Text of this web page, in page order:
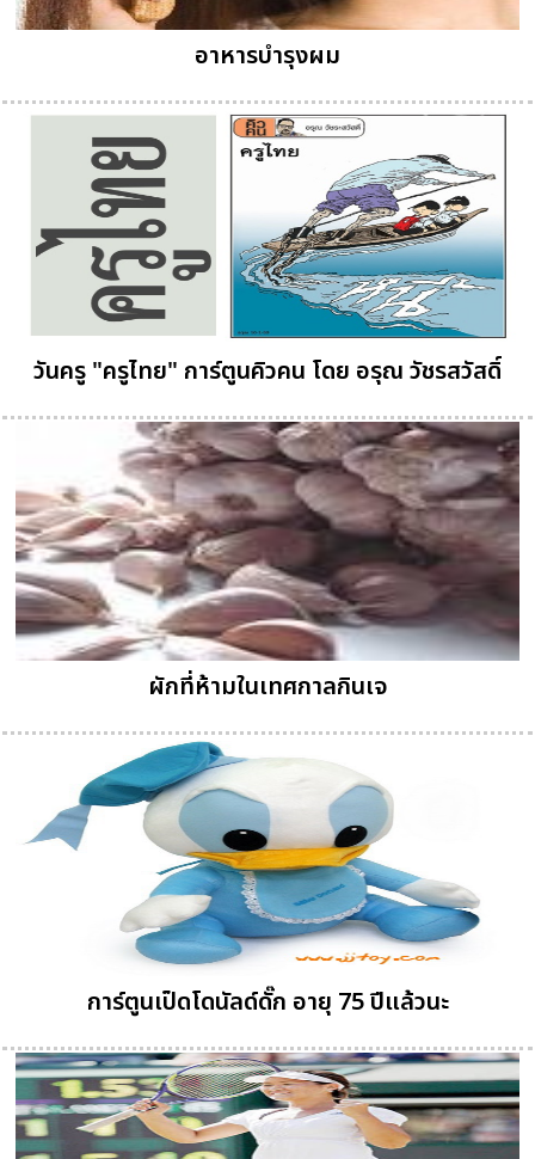
อาหารบำรุงผม
วันครู "ครูไทย" การ์ตูนคิวคน โดย อรุณ วัชรสวัสดิ์
ผักที่ห้ามในเทศกาลกินเจ
การ์ตูนเป็ดโดนัลด์ดั๊ก อายุ 75 ปีแล้วนะ